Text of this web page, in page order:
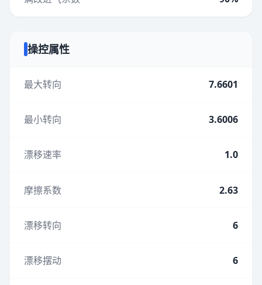
操控属性
最大转向 7.6601
最小转向 3.6006
漂移速率 1.0
摩擦系数 2.63
漂移转向 6
漂移摆动 6